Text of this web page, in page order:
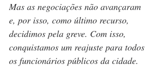
Mas as negociações não avançaram
e, por isso, como último recurso,
decidimos pela greve. Com isso,
conquistamos um reajuste para todos
os funcionários públicos da cidade.